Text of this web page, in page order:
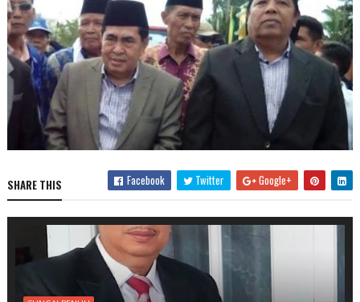
SHARE THIS Facebook Twitter Google+